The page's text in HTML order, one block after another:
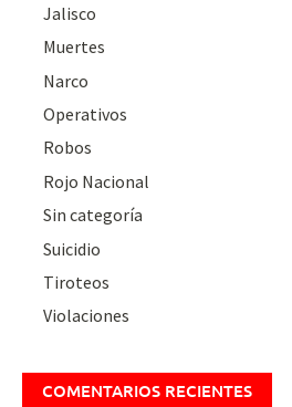
Jalisco
Muertes
Narco
Operativos
Robos
Rojo Nacional
Sin categoría
Suicidio
Tiroteos
Violaciones
COMENTARIOS RECIENTES